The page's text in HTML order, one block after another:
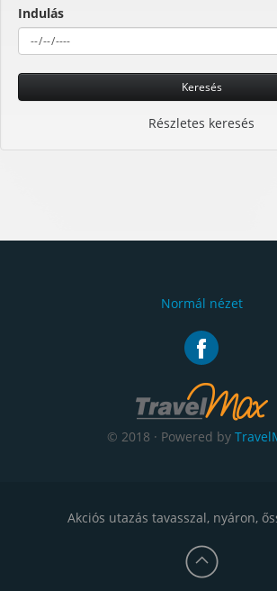
Indulás
Keresés
Részletes keresés
Normál nézet
© 2018 · Powered by
Akciós utazás tavasszal, nyáron,